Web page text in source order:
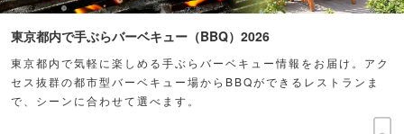
東京都内で手ぶらバーベキュー（BBQ）2026
東京都内で気軽に楽しめる手ぶらバーベキュー情報をお届け。アク
セス抜群の都市型バーベキュー場からBBQができるレストランま
で、シーンに合わせて選べます。